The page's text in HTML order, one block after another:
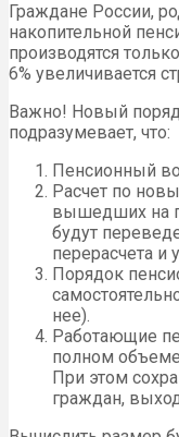
Граждане России,
накопительной
производятся
6% увеличивается
Важно! Новый
подразумевает, что:
Пенсионный
Расчет по
вышедших на
будут
перерасчета и
Порядок
нее).
Работающие
полном
При этом
граждан,